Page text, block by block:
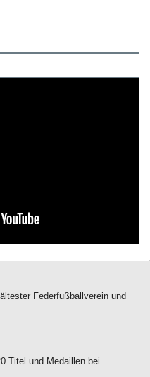
Federfußballverein und
Titel und Medaillen bei